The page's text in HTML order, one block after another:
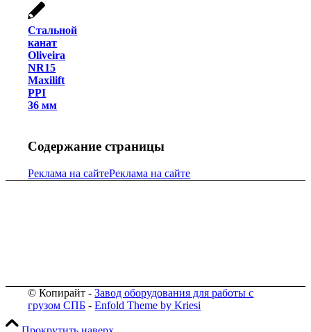
Стальной
канат
Oliveira
NR15
Maxilift
PPI
36 мм
Содержание страницы
Реклама на сайтеРеклама на сайте
© Копирайт -Завод оборудования для работы с
грузом СПБ -Enfold Theme by Kriesi